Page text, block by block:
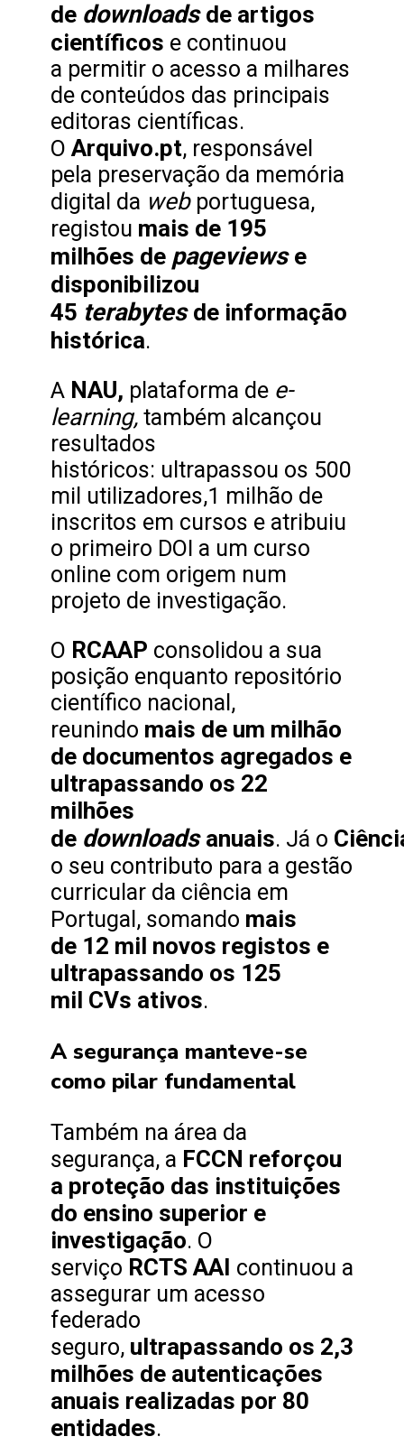
de downloads de artigos
científicos e continuou
a permitir o acesso a milhares
de conteúdos das principais
editoras científicas.
OArquivo.pt, responsável
pela preservação da memória
digital da web portuguesa,
registou mais de 195
milhões de pageviews e
disponibilizou
45 terabytes de informação
histórica.
A NAU, plataforma de e-
learning, também alcançou
resultados
históricos: ultrapassou os 500
mil utilizadores,1 milhão de
inscritos em cursos e atribuiu
o primeiro DOI a um curso
online com origem num
projeto de investigação.
O RCAAP consolidou a sua
posição enquanto repositório
científico nacional,
reunindo mais de um milhão
de documentos agregados e
ultrapassando os 22
milhões
de downloads anuais. Já o
o seu contributo para a gestão
curricular da ciência em
Portugal, somando mais
de 12 mil novos registos e
ultrapassando os 125
mil CVs ativos.
A segurança manteve-se
como pilar fundamental
Também na área da
segurança, a FCCN reforçou
a proteção das instituições
do ensino superior e
investigação. O
serviço RCTS AAI continuou a
assegurar um acesso
federado
seguro, ultrapassando os 2,3
milhões de autenticações
anuais realizadas por 80
entidades.